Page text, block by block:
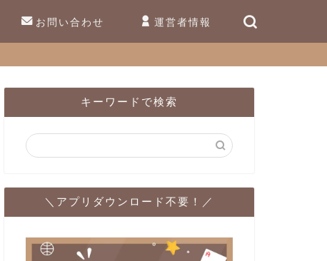
お問い合わせ 運営者情報
キーワードで検索
＼アプリダウンロード不要！／